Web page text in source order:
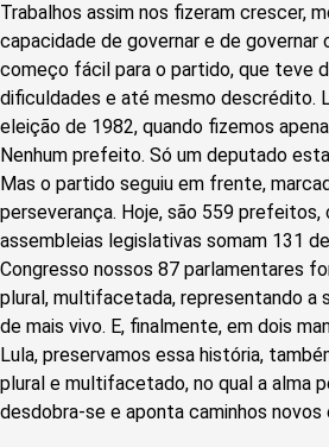
Trabalhos assim nos fizeram crescer,
capacidade de governar e de governar
começo fácil para o partido, que teve
dificuldades e até mesmo descrédito.
eleição de 1982, quando fizemos
Nenhum prefeito. Só um deputado
Mas o partido seguiu em frente,
perseverança. Hoje, são 559 prefeitos,
assembleias legislativas somam 131
Congresso nossos 87 parlamentares
plural, multifacetada, representando a
de mais vivo. E, finalmente, em dois
Lula, preservamos essa história,
plural e multifacetado, no qual a alma
desdobra-se e aponta caminhos novos